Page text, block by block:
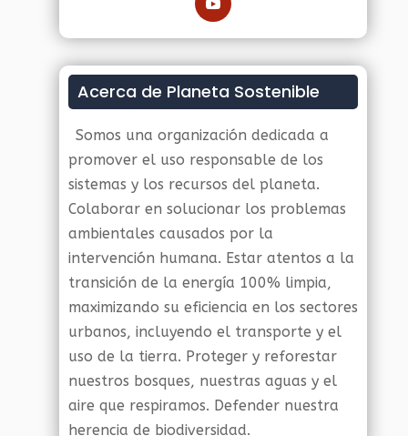
Acerca de Planeta Sostenible
Somos una organización dedicada a
promover el uso responsable de los
sistemas y los recursos del planeta.
Colaborar en solucionar los problemas
ambientales causados por la
intervención humana. Estar atentos a la
transición de la energía 100% limpia,
maximizando su eficiencia en los sectores
urbanos, incluyendo el transporte y el
uso de la tierra. Proteger y reforestar
nuestros bosques, nuestras aguas y el
aire que respiramos. Defender nuestra
herencia de biodiversidad.